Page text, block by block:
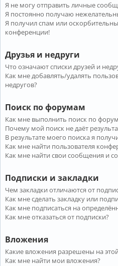
Я не могу отправить личные
Я постоянно получаю
Я получил спам или
конференции!
Друзья и недруги
Что означают списки друзей и
Как мне добавлять/удалять
недругов?
Поиск по форумам
Как мне выполнить поиск по
Почему мой поиск не даёт
В результате моего поиска я
Как мне найти пользователя
Как мне найти свои сообщения и
Подписки и закладки
Чем закладки отличаются от
Как мне сделать закладку или
Как мне подписаться на
Как мне отказаться от подписки?
Вложения
Какие вложения разрешены на
Как мне найти мои вложения?